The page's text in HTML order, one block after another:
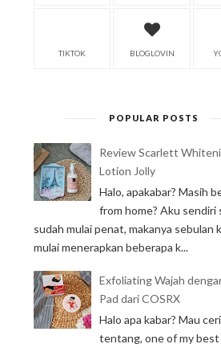
TIKTOK BLOGLOVIN
POPULAR POSTS
Review Scarlett
Lotion Jolly
Halo, apakabar? Masih
from home? Aku sendiri
sudah mulai penat, makanya sebulan
mulai menerapkan beberapa k...
Exfoliating Wajah
Pad dari COSRX
Halo apa kabar? Mau
tentang, one of my